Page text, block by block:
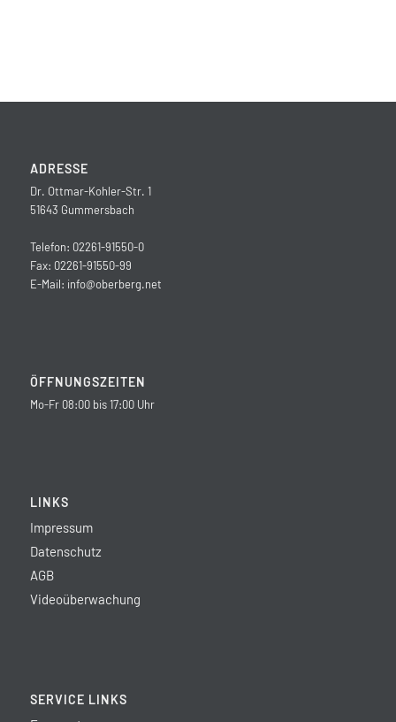
ADRESSE
Dr. Ottmar-Kohler-Str. 1
51643 Gummersbach
Telefon: 02261-91550-0
Fax: 02261-91550-99
E-Mail: info@oberberg.net
ÖFFNUNGSZEITEN
Mo-Fr 08:00 bis 17:00 Uhr
LINKS
Impressum
Datenschutz
AGB
Videoüberwachung
SERVICE LINKS